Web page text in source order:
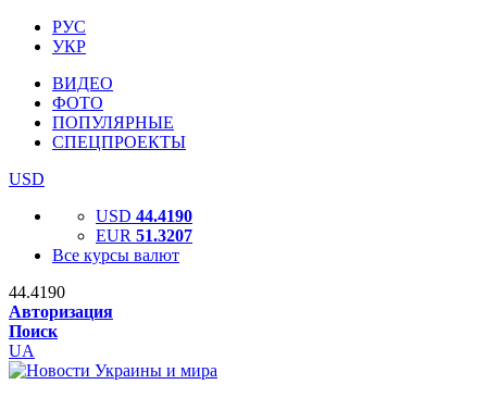
РУС
УКР
ВИДЕО
ФОТО
ПОПУЛЯРНЫЕ
СПЕЦПРОЕКТЫ
USD
USD 44.4190
EUR 51.3207
Все курсы валют
44.4190
Авторизация
Поиск
UA